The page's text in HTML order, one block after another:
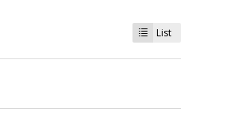
List